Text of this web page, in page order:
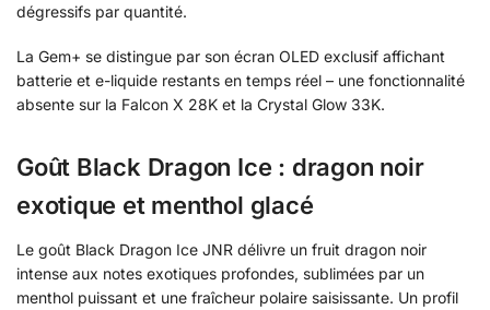
dégressifs par quantité.
La Gem+ se distingue par son écran OLED exclusif affichant
batterie et e-liquide restants en temps réel – une fonctionnalité
absente sur la Falcon X 28K et la Crystal Glow 33K.
Goût Black Dragon Ice : dragon noir
exotique et menthol glacé
Le goût Black Dragon Ice JNR délivre un fruit dragon noir
intense aux notes exotiques profondes, sublimées par un
menthol puissant et une fraîcheur polaire saisissante. Un profil